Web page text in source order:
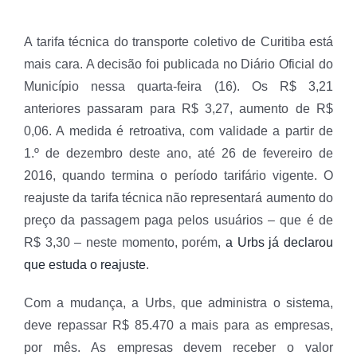
A tarifa técnica do transporte coletivo de Curitiba está
mais cara. A decisão foi publicada no Diário Oficial do
Município nessa quarta-feira (16). Os R$ 3,21
anteriores passaram para R$ 3,27, aumento de R$
0,06. A medida é retroativa, com validade a partir de
1.º de dezembro deste ano, até 26 de fevereiro de
2016, quando termina o período tarifário vigente. O
reajuste da tarifa técnica não representará aumento do
preço da passagem paga pelos usuários – que é de
R$ 3,30 – neste momento, porém, a Urbs já declarou
que estuda o reajuste.
Com a mudança, a Urbs, que administra o sistema,
deve repassar R$ 85.470 a mais para as empresas,
por mês. As empresas devem receber o valor